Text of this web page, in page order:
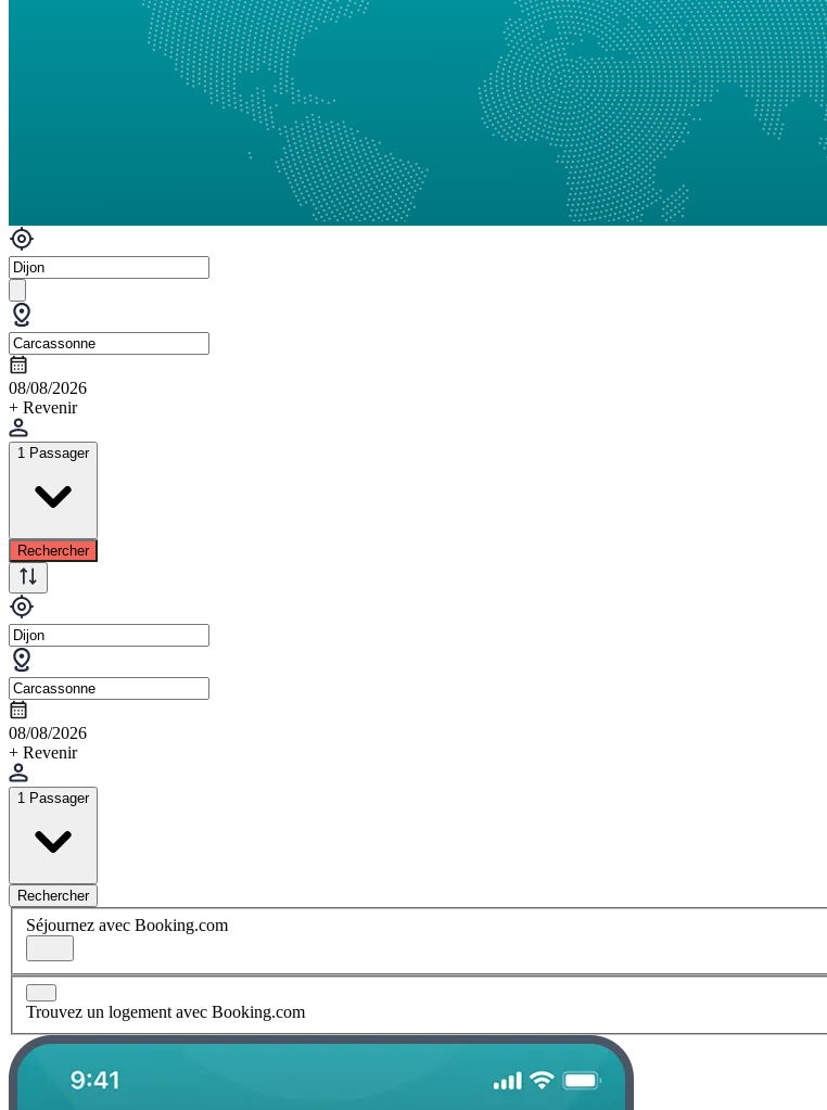
08/08/2026
+ Revenir
1 Passager
Rechercher
08/08/2026
+ Revenir
1 Passager
Rechercher
Séjournez avec Booking.com
Trouvez un logement avec Booking.com